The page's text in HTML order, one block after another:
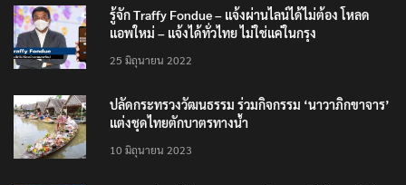
รู้จัก Traffy Fondue – แจ้งผ่านไลน์ได้ไม่ต้อง โหลด
แอพใหม่ – แจ้งได้ทั่วไทย ไม่ใช่แค่ในกรุง
25 มิถุนายน 2022
ปลัดกระทรวงวัฒนธรรม ร่วมกิจกรรม ‘นาวาภิกขาจาร’
แต่งชุดไทยตักบาตรทางน้ำ
10 มิถุนายน 2023